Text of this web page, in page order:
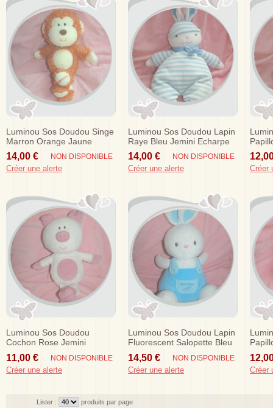
Luminou Sos Doudou Singe
Marron Orange Jaune
Brode
14,00 € NON DISPONIBLE
Créer une alerte
Luminou Sos Doudou Lapin
Raye Bleu Jemini Echarpe
14,00 € NON DISPONIBLE
Créer une alerte
22
Créer
Luminou Sos Doudou
Cochon Rose Jemini
Brodee 26 Cm
11,00 € NON DISPONIBLE
Créer une alerte
Luminou Sos Doudou Lapin
Fluorescent Salopette Bleu
Sos
14,50 € NON DISPONIBLE
Créer une alerte Créer
Lister : produits par page